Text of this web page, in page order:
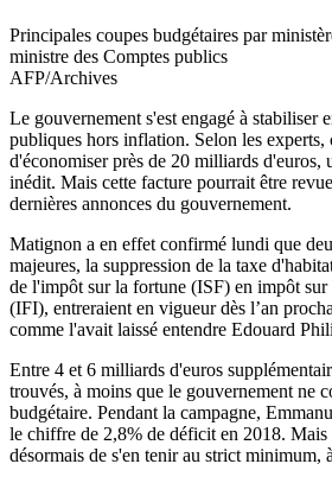
Principales coupes budgétaires par
ministre des Comptes publics
AFP/Archives
Le gouvernement s'est engagé à stabiliser
publiques hors inflation. Selon les experts,
d'économiser près de 20 milliards d'euros,
inédit. Mais cette facture pourrait être
dernières annonces du gouvernement.
Matignon a en effet confirmé lundi que
majeures, la suppression de la taxe
de l'impôt sur la fortune (ISF) en impôt
(IFI), entreraient en vigueur dès l’an
comme l'avait laissé entendre Edouard
Entre 4 et 6 milliards d'euros
trouvés, à moins que le gouvernement ne
budgétaire. Pendant la campagne,
le chiffre de 2,8% de déficit en 2018. Mais
désormais de s'en tenir au strict minimum,